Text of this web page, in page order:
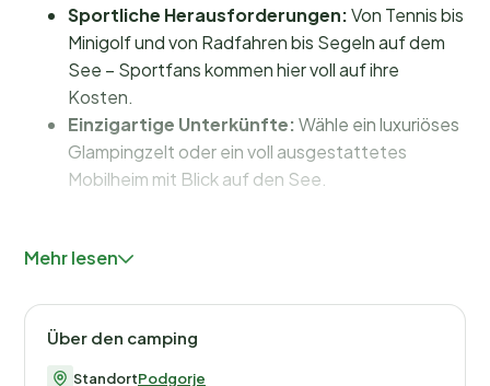
Sportliche Herausforderungen:Von Tennis bis
Minigolf und von Radfahren bis Segeln auf dem
See – Sportfans kommen hier voll auf ihre
Kosten.
Einzigartige Unterkünfte:Wähle ein luxuriöses
Glampingzelt oder ein voll ausgestattetes
Mobilheim mit Blick auf den See.
Jung und Alt
Im Camp Velenje dreht sich alles darum, unvergessliche
Erlebnisse zu schaffen. Auch ohne Pool bietet der
Velenje-See ein natürliches Badeerlebnis, das du so
Mehr lesen
Über den camping
StandortPodgorje